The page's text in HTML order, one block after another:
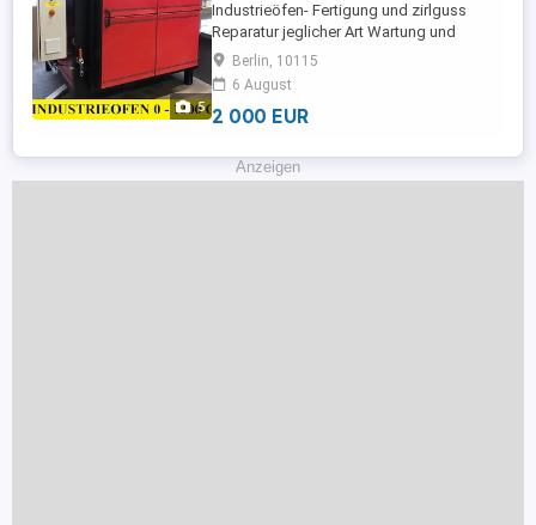
5
Industrieöfen- Fertigung und zirlguss
Reparatur jeglicher Art Wartung und
Einregulierung von Industriebrennern
Industrieöfen für Öl, Gas oder elektrisch
beheizt Umfangreichen Sortiments an
Feuerfeststeinen, Feuerfestmassen,
namhafter Hersteller. Renovierungen ...
Berlin, 10115
6 August
2 000 EUR
Anzeigen